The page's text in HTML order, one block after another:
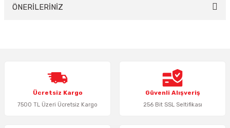
ÖNERİLERİNİZ
Ürün resmi kalitesiz, bozuk veya görüntülenemiyor.
Ürün açıklamasında eksik bilgiler bulunuyor.
Ürün bilgilerinde hatalar bulunuyor.
Ücretsiz Kargo
7500 TL Üzeri Ücretsiz Kargo
Güvenli Alışveriş
256 Bit SSL Seltifikası